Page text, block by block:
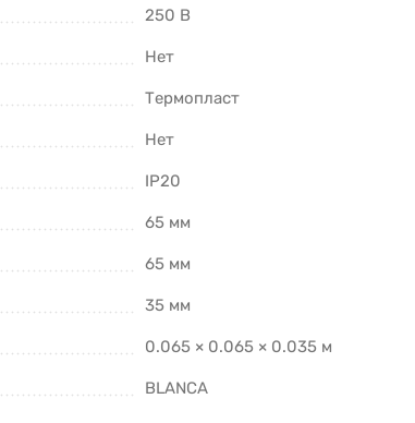
250 В
Нет
Термопласт
Нет
IP20
65 мм
65 мм
35 мм
0.065 × 0.065 × 0.035 м
BLANCA